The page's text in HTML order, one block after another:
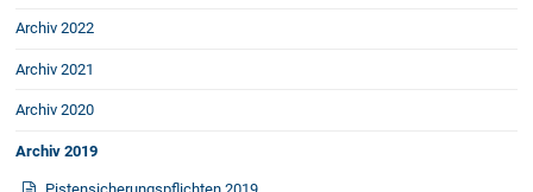
NOVUM
Unternehmensnachfolge in der
Archiv 2022
Archiv 2021
Archiv 2020
Archiv 2019